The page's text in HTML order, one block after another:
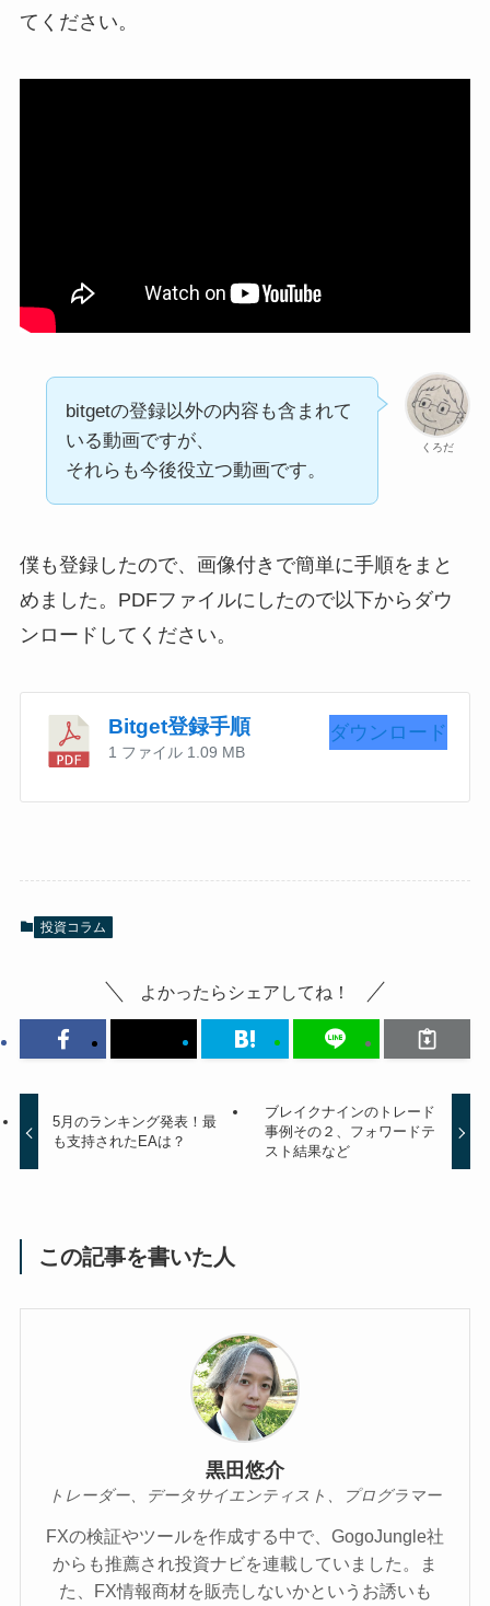
てください。
くろだ
bitgetの登録以外の内容も含まれて
いる動画ですが、
それらも今後役立つ動画です。
僕も登録したので、画像付きで簡単に手順をまと
めました。PDFファイルにしたので以下からダウ
ンロードしてください。
Bitget登録手順
1 ファイル 1.09 MB
ダウンロード
投資コラム
よかったらシェアしてね！
5月のランキング発表！最
も支持されたEAは？
ブレイクナインのトレード
事例その２、フォワードテ
スト結果など
この記事を書いた人
黒田悠介
トレーダー、データサイエンティスト、プログラマー
FXの検証やツールを作成する中で、GogoJungle社
からも推薦され投資ナビを連載していました。ま
た、FX情報商材を販売しないかというお誘いも